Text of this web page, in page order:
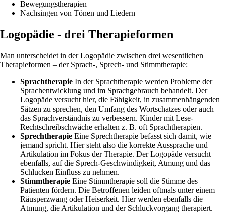
Bewegungstherapien
Nachsingen von Tönen und Liedern
Logopädie - drei Therapieformen
Man unterscheidet in der Logopädie zwischen drei wesentlichen
Therapieformen – der Sprach-, Sprech- und Stimmtherapie:
Sprachtherapie In der Sprachtherapie werden Probleme der
Sprachentwicklung und im Sprachgebrauch behandelt. Der
Logopäde versucht hier, die Fähigkeit, in zusammenhängenden
Sätzen zu sprechen, den Umfang des Wortschatzes oder auch
das Sprachverständnis zu verbessern. Kinder mit Lese-
Rechtschreibschwäche erhalten z. B. oft Sprachtherapien.
Sprechtherapie Eine Sprechtherapie befasst sich damit, wie
jemand spricht. Hier steht also die korrekte Aussprache und
Artikulation im Fokus der Therapie. Der Logopäde versucht
ebenfalls, auf die Sprech-Geschwindigkeit, Atmung und das
Schlucken Einfluss zu nehmen.
Stimmtherapie Eine Stimmtherapie soll die Stimme des
Patienten fördern. Die Betroffenen leiden oftmals unter einem
Räusperzwang oder Heiserkeit. Hier werden ebenfalls die
Atmung, die Artikulation und der Schluckvorgang therapiert.